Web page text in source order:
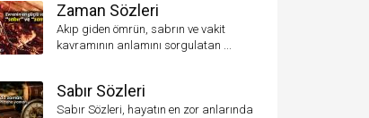
Zaman Sözleri
Akıp giden ömrün, sabrın ve vakit
kavramının anlamını sorgulatan ...
Sabır Sözleri
Sabır Sözleri, hayatın en zor anlarında